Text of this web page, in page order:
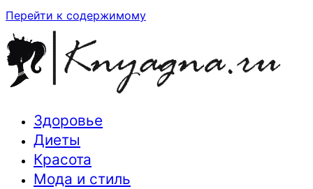
Перейти к содержимому
Траектория здоровья и красоты
Здоровье
Диеты
Красота
Мода и стиль